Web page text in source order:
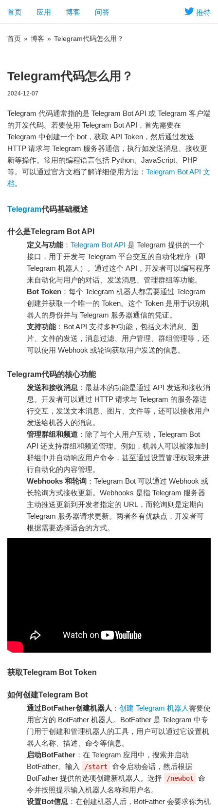
推特
首页 应用 博客 问答
首页 » 博客 » Telegram代码怎么用？
Telegram代码怎么用？
2024-12-07
Telegram 代码通常指的是 Telegram Bot API 或 Telegram 客户端
的开发代码。若要使用 Telegram Bot API，首先需要在
Telegram 中创建一个 bot，获取 API Token，然后通过发送
HTTP 请求与 Telegram 服务器通信，执行如发送消息、接收更
新等操作。常用的编程语言包括 Python、JavaScript、PHP
等。可以通过官方文档了解详细使用方法： Telegram Bot API 文
档。
Telegram代码基础概述
什么是Telegram Bot API
定义与功能： Telegram Bot API 是 Telegram 提供的一个
接口，用于开发与 Telegram 平台交互的自动化程序（即
Telegram 机器人）。通过这个 API，开发者可以编写程序
来自动化与用户的对话、发送消息、管理群组等功能。
Bot Token ：每个 Telegram 机器人都需要通过 Telegram
创建并获取一个唯一的 Token。这个 Token 是用于识别机
器人的身份并与 Telegram 服务器通信的凭证。
支持功能：Bot API 支持多种功能，包括文本消息、图
片、文件的发送，消息过滤、用户管理、群组管理等，还
可以使用 Webhook 或轮询获取用户发送的信息。
Telegram代码的核心功能
发送和接收消息 ：最基本的功能是通过 API 发送和接收消
息。开发者可以通过 HTTP 请求与 Telegram 的服务器进
行交互，发送文本消息、图片、文件等，还可以接收用户
发送给机器人的消息。
管理群组和频道 ：除了与个人用户互动，Telegram Bot
API 还支持群组和频道管理。例如，机器人可以被添加到
群组中并自动响应用户命令，甚至通过设置管理权限来进
行自动化的内容管理。
Webhooks 和轮询 ：Telegram Bot 可以通过 Webhook 或
长轮询方式接收更新。Webhooks 是指 Telegram 服务器
主动推送更新到开发者指定的 URL，而轮询则是定期向
Telegram 服务器请求更新。两者各有优缺点，开发者可
根据需要选择适合的方式。
获取Telegram Bot Token
如何创建Telegram Bot
通过BotFather创建机器人 ： 创建 Telegram 机器人 需要使
用官方的 BotFather 机器人。BotFather 是 Telegram 中专
门用于创建和管理机器人的工具，用户可以通过它设置机
器人名称、描述、命令等信息。
启动BotFather ：在 Telegram 应用中，搜索并启动
BotFather。输入
/start
命令启动会话，然后根据
BotFather 提供的选项创建新机器人。选择
/newbot
命
令并按照提示输入机器人名称和用户名。
设置Bot信息 ：在创建机器人后，BotFather 会要求你为机